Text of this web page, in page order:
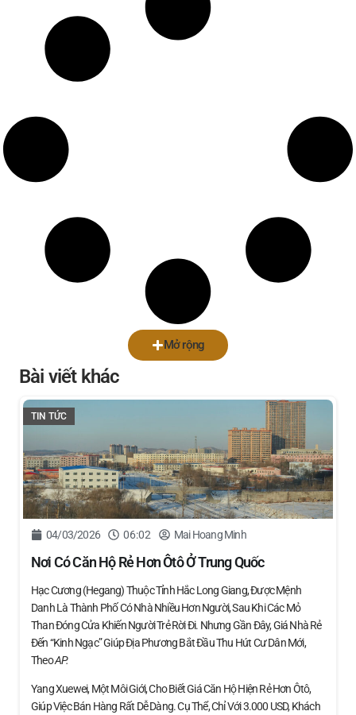
Mở rộng
Bài viết khác
TIN TỨC
04/03/2026 06:02 Mai Hoang Minh
Nơi Có Căn Hộ Rẻ Hơn Ôtô Ở Trung Quốc
Hạc Cương (Hegang) Thuộc Tỉnh Hắc Long Giang, Được Mệnh
Danh Là Thành Phố Có Nhà Nhiều Hơn Người, Sau Khi Các Mỏ
Than Đóng Cửa Khiến Người Trẻ Rời Đi. Nhưng Gần Đây, Giá Nhà Rẻ
Đến “kinh Ngạc” Giúp Địa Phương Bắt Đầu Thu Hút Cư Dân Mới,
TheoAP.
Yang Xuewei, Một Môi Giới, Cho Biết Giá Căn Hộ Hiện Rẻ Hơn Ôtô,
Giúp Việc Bán Hàng Rất Dễ Dàng. Cụ Thể, Chỉ Với 3.000 USD, Khách